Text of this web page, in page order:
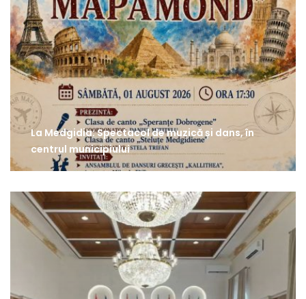
La Medgidia: Spectacol de muzică și dans, în
centrul municipiului